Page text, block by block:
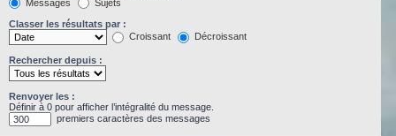
Messages
Sujets
Classer les résultats par :
Croissant
Décroissant
Rechercher depuis :
Renvoyer les :
Définir à 0 pour afficher l’intégralité du message.
premiers caractères des messages